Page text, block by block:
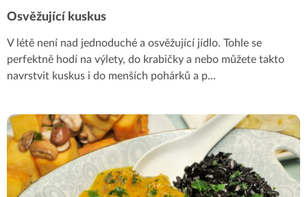
Osvěžující kuskus
V létě není nad jednoduché a osvěžující jídlo. Tohle se
perfektně hodí na výlety, do krabičky a nebo můžete takto
navrstvit kuskus i do menších pohárků a p...